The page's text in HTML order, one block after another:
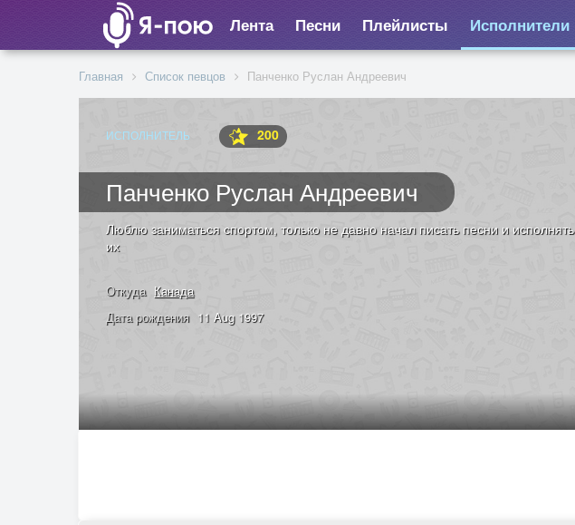
Лента Песни Плейлисты Исполнители
Главная Список певцов Панченко Руслан Андреевич
ИСПОЛНИТЕЛЬ 200
Панченко Руслан Андреевич
Люблю заниматься спортом, только не давно начал писать песни и исполнять
их
Откуда Канада
Дата рождения 11 Aug 1997